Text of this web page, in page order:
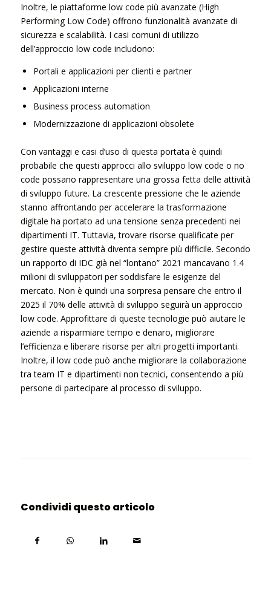
Inoltre, le piattaforme low code più avanzate (High
Performing Low Code) offrono funzionalità avanzate di
sicurezza e scalabilità. I casi comuni di utilizzo
dell’approccio low code includono:
Portali e applicazioni per clienti e partner
Applicazioni interne
Business process automation
Modernizzazione di applicazioni obsolete
Con vantaggi e casi d’uso di questa portata è quindi
probabile che questi approcci allo sviluppo low code o no
code possano rappresentare una grossa fetta delle attività
di sviluppo future. La crescente pressione che le aziende
stanno affrontando per accelerare la trasformazione
digitale ha portato ad una tensione senza precedenti nei
dipartimenti IT. Tuttavia, trovare risorse qualificate per
gestire queste attività diventa sempre più difficile. Secondo
un rapporto di IDC già nel “lontano” 2021 mancavano 1.4
milioni di sviluppatori per soddisfare le esigenze del
mercato. Non è quindi una sorpresa pensare che entro il
2025 il 70% delle attività di sviluppo seguirà un approccio
low code. Approfittare di queste tecnologie può aiutare le
aziende a risparmiare tempo e denaro, migliorare
l’efficienza e liberare risorse per altri progetti importanti.
Inoltre, il low code può anche migliorare la collaborazione
tra team IT e dipartimenti non tecnici, consentendo a più
persone di partecipare al processo di sviluppo.
Condividi questo articolo